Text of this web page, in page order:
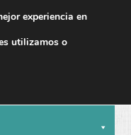
experiencia en
utilizamos o